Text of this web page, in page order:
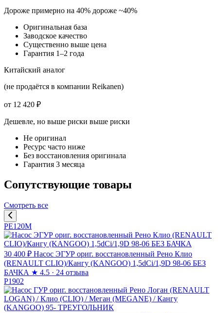
Дороже примерно на 40% дороже ~40%
Оригинальная база
Заводское качество
Существенно выше цена
Гарантия 1–2 года
Китайский аналог
(не продаётся в компании Reikanen)
от 12 420 ₽
Дешевле, но выше риски выше риски
Не оригинал
Ресурс часто ниже
Без восстановления оригинала
Гарантия 3 месяца
Сопутствующие товары
Смотреть все
PE120M
30 400 ₽ Насос ЭГУР ориг. восстановленный Рено Клио
(RENAULT CLIO)/Кангу (KANGOO) 1,5dCi/1,9D 98-06 БЕЗ
БАЧКА ★ 4.5 · 24 отзыва
P1902